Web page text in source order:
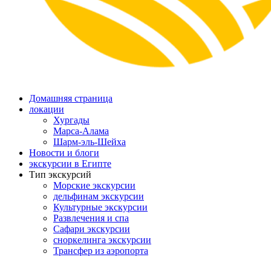
Домашняя страница
локации
Хургады
Марса-Алама
Шарм-эль-Шейха
Новости и блоги
экскурсии в Египте
Тип экскурсий
Морские экскурсии
дельфинам экскурсии
Культурные экскурсии
Развлечения и спа
Сафари экскурсии
сноркелинга экскурсии
Трансфер из аэропорта